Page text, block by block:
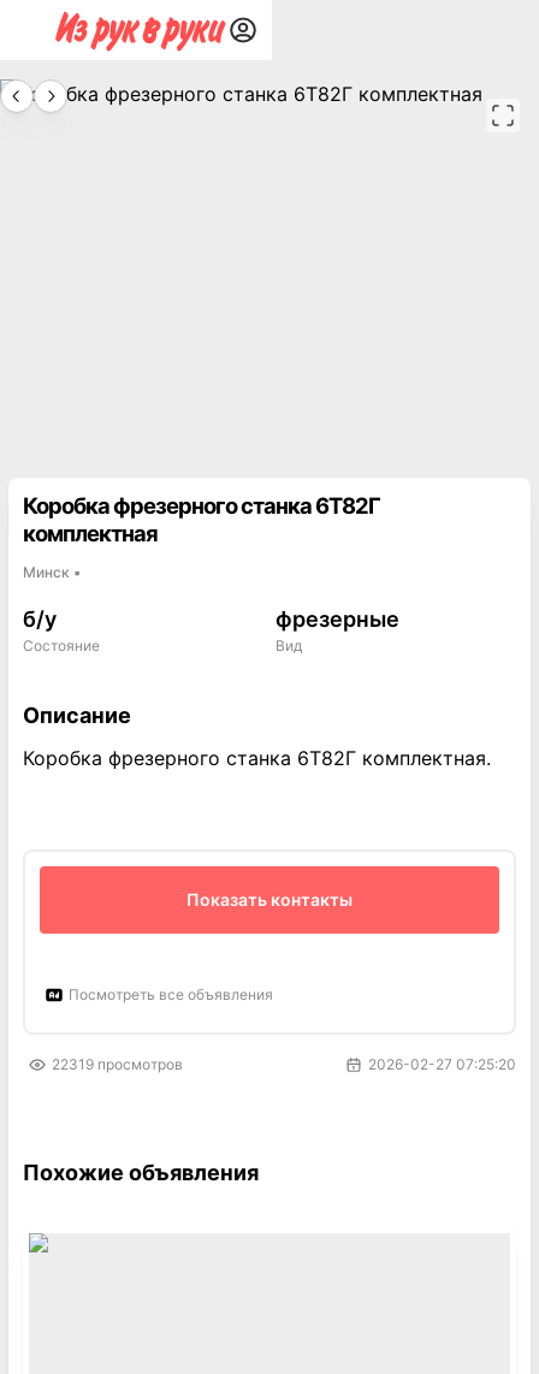
Коробка фрезерного станка 6Т82Г
комплектная
Минск ▪
б/у
Состояние
фрезерные
Вид
Описание
Коробка фрезерного станка 6Т82Г комплектная.
Показать контакты
Посмотреть все объявления
22319 просмотров 2026-02-27 07:25:20
Похожие объявления